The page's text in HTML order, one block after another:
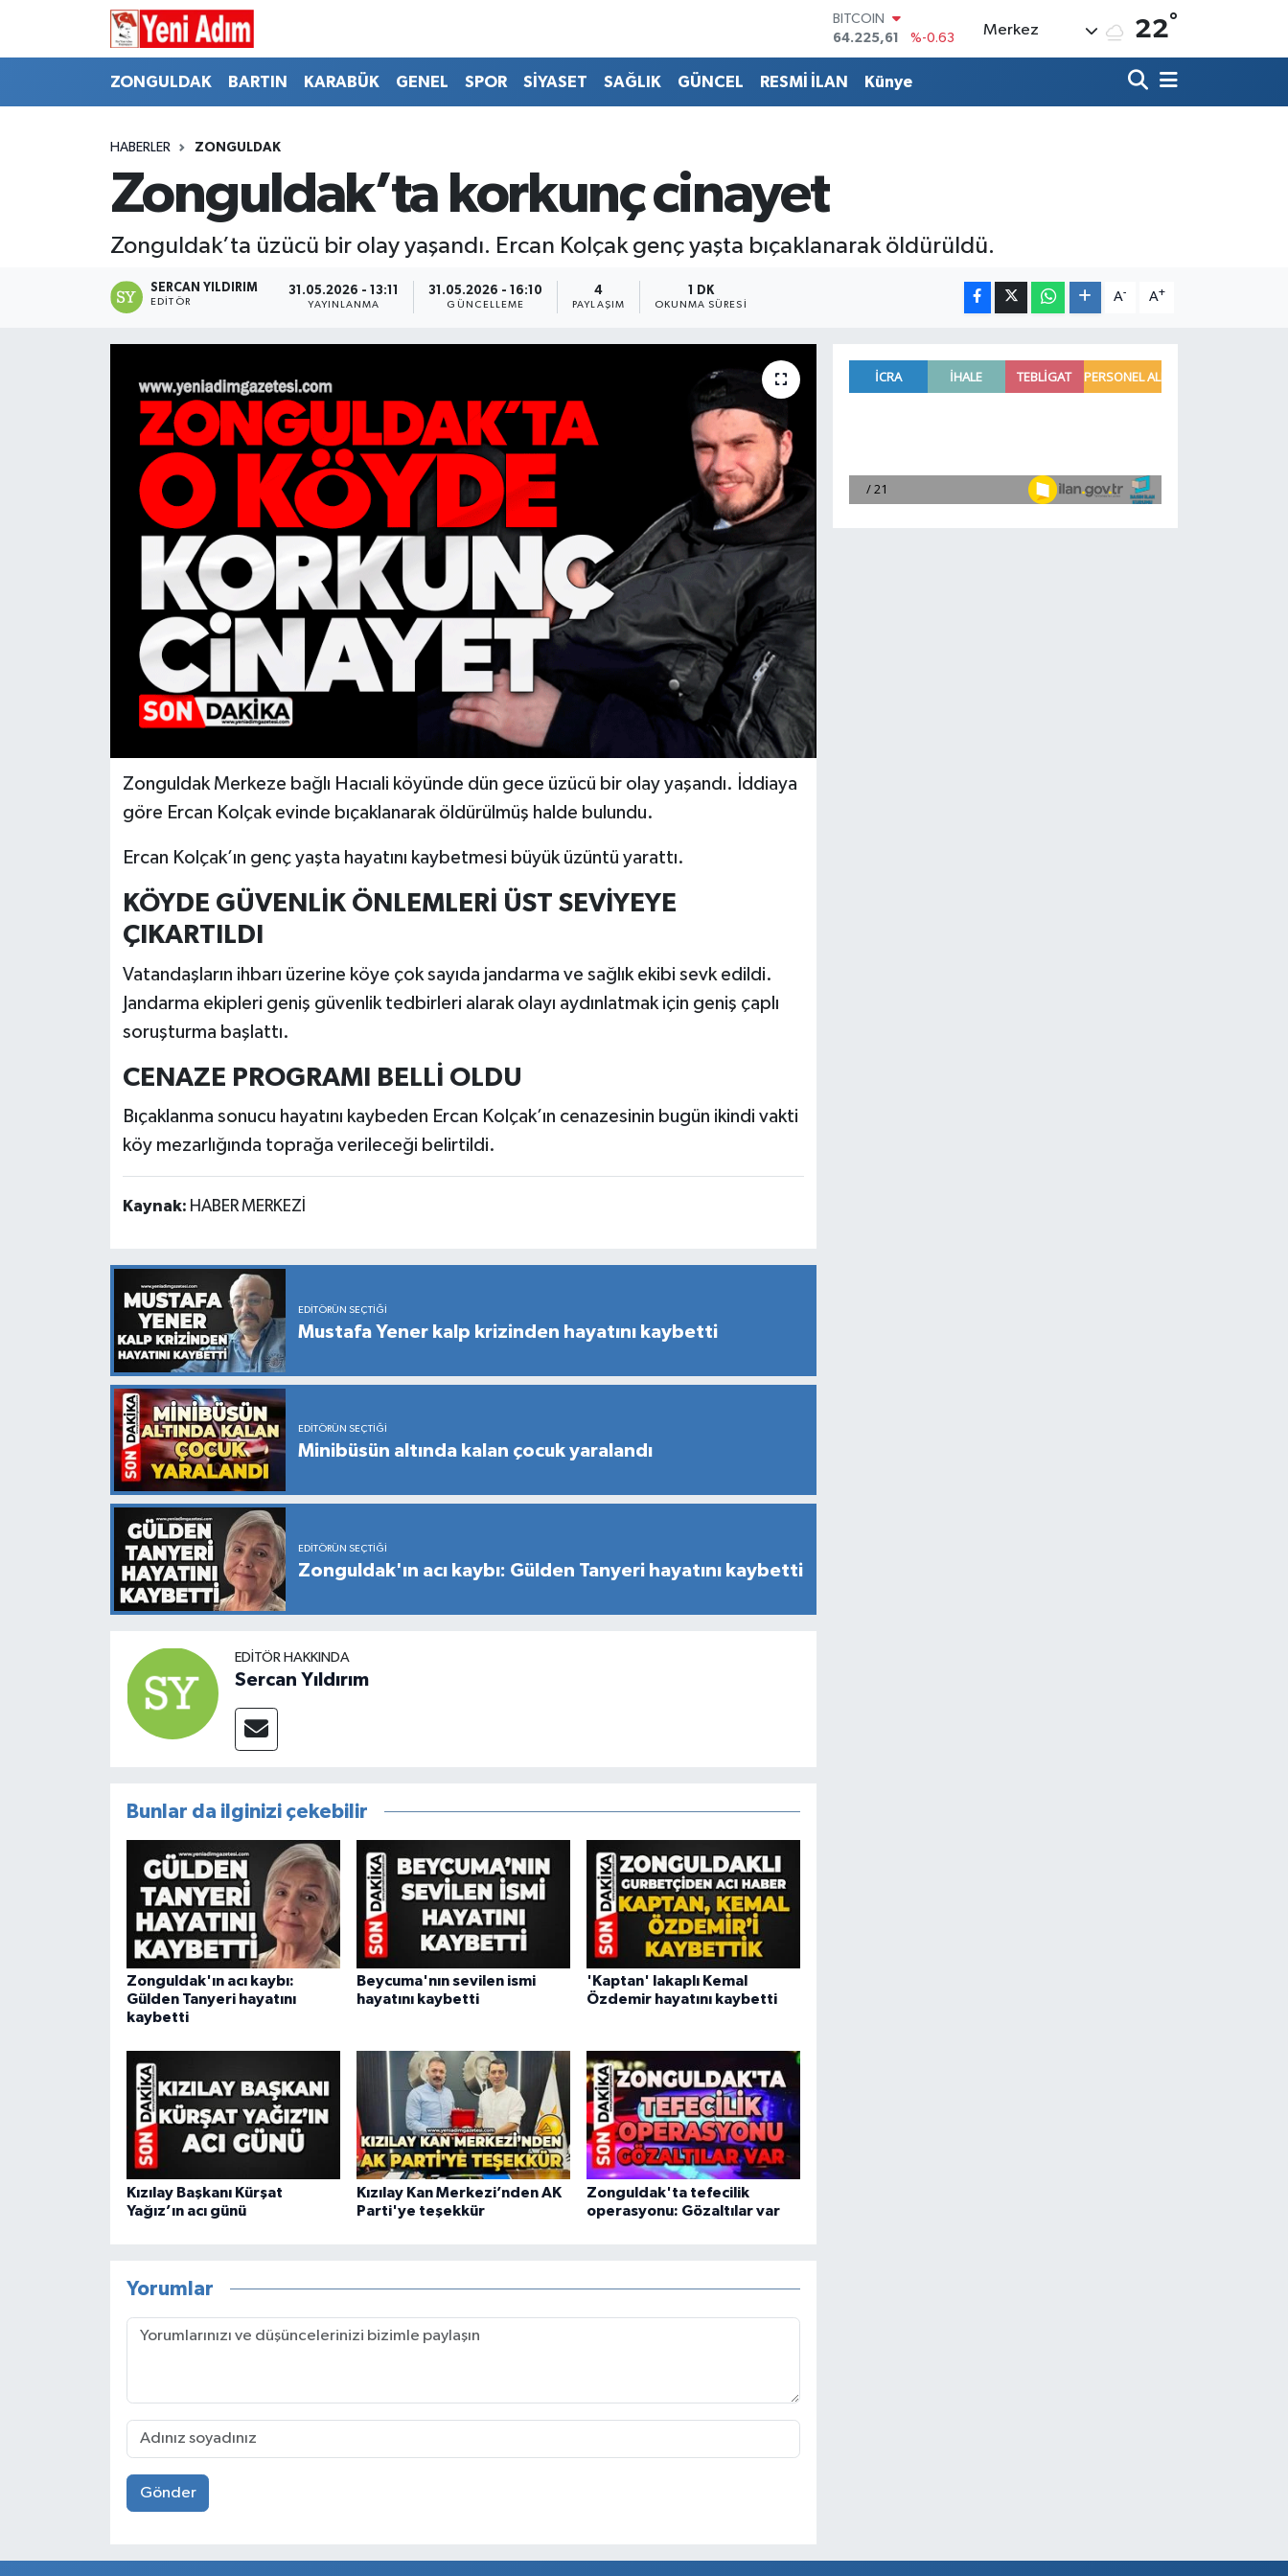
BITCOIN
64.225,61
%-0.63
EURO
55,0317
%-0.02
Merkez 22°
ZONGULDAK BARTIN KARABÜK GENEL SPOR SİYASET SAĞLIK GÜNCEL RESMİ İLAN Künye
HABERLER ZONGULDAK
Zonguldak’ta korkunç cinayet
Zonguldak’ta üzücü bir olay yaşandı. Ercan Kolçak genç yaşta bıçaklanarak öldürüldü.
SERCAN YILDIRIM
EDITÖR
31.05.2026 - 13:11
YAYINLANMA
31.05.2026 - 16:10
GÜNCELLEME
4
PAYLAŞIM
1 DK
OKUNMA SÜRESI
A- A+
Zonguldak Merkeze bağlı Hacıali köyünde dün gece üzücü bir olay yaşandı. İddiaya
göre Ercan Kolçak evinde bıçaklanarak öldürülmüş halde bulundu.
Ercan Kolçak’ın genç yaşta hayatını kaybetmesi büyük üzüntü yarattı.
KÖYDE GÜVENLİK ÖNLEMLERİ ÜST SEVİYEYE
ÇIKARTILDI
Vatandaşların ihbarı üzerine köye çok sayıda jandarma ve sağlık ekibi sevk edildi.
Jandarma ekipleri geniş güvenlik tedbirleri alarak olayı aydınlatmak için geniş çaplı
soruşturma başlattı.
CENAZE PROGRAMI BELLİ OLDU
Bıçaklanma sonucu hayatını kaybeden Ercan Kolçak’ın cenazesinin bugün ikindi vakti
köy mezarlığında toprağa verileceği belirtildi.
Kaynak: HABER MERKEZİ
EDITÖRÜN SEÇTIĞI
Mustafa Yener kalp krizinden hayatını kaybetti
EDITÖRÜN SEÇTIĞI
Minibüsün altında kalan çocuk yaralandı
EDITÖRÜN SEÇTIĞI
Zonguldak'ın acı kaybı: Gülden Tanyeri hayatını kaybetti
EDITÖR HAKKINDA
Sercan Yıldırım
Bunlar da ilginizi çekebilir
Zonguldak'ın acı kaybı:
Gülden Tanyeri hayatını
kaybetti
Beycuma'nın sevilen ismi
hayatını kaybetti
'Kaptan' lakaplı Kemal
Özdemir hayatını kaybetti
Kızılay Başkanı Kürşat
Yağız’ın acı günü
Kızılay Kan Merkezi’nden AK
Parti'ye teşekkür
Zonguldak'ta tefecilik
operasyonu: Gözaltılar var
Yorumlar
Gönder
ZONGULDAK
RESMİ İLAN
ZONGULDAK
KARABÜK
SİYASET
Zonguldak Hava Durumu
Süper Lig Puan Durumu ve Fikstür
Haber Arşivi